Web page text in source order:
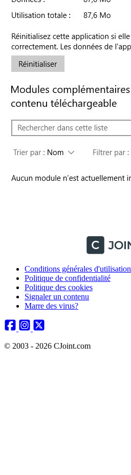
Conditions générales d'utilisation
Politique de confidentialité
Politique des cookies
Signaler un contenu
Marre des virus?
© 2003 - 2026 CJoint.com